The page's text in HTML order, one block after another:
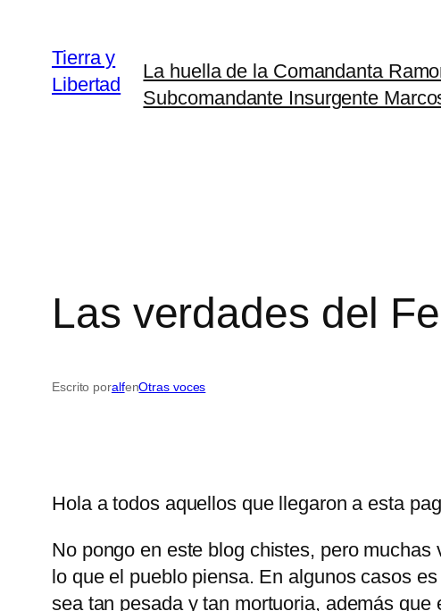
contenido
Tierra y
Libertad
La huella de la Comandanta
Subcomandante Insurgente
Las verdades del
Escrito poralfenOtras voces
Hola a todos aquellos que llegaron a esta
No pongo en este blog chistes, pero
lo que el pueblo piensa. En algunos casos
sea tan pesada y tan mortuoria, además